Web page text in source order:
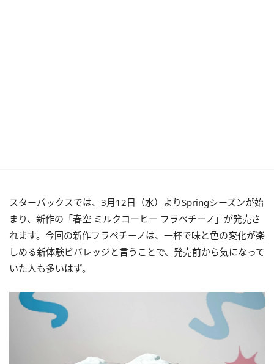
スターバックスでは、3月12日（水）よりSpringシーズンが始
まり、新作の「春空 ミルクコーヒー フラペチーノ」が発売さ
れます。今回の新作フラペチーノは、一杯で味と色の変化が楽
しめる新体験ビバレッジと言うことで、発売前から気になって
いた人も多いはず。